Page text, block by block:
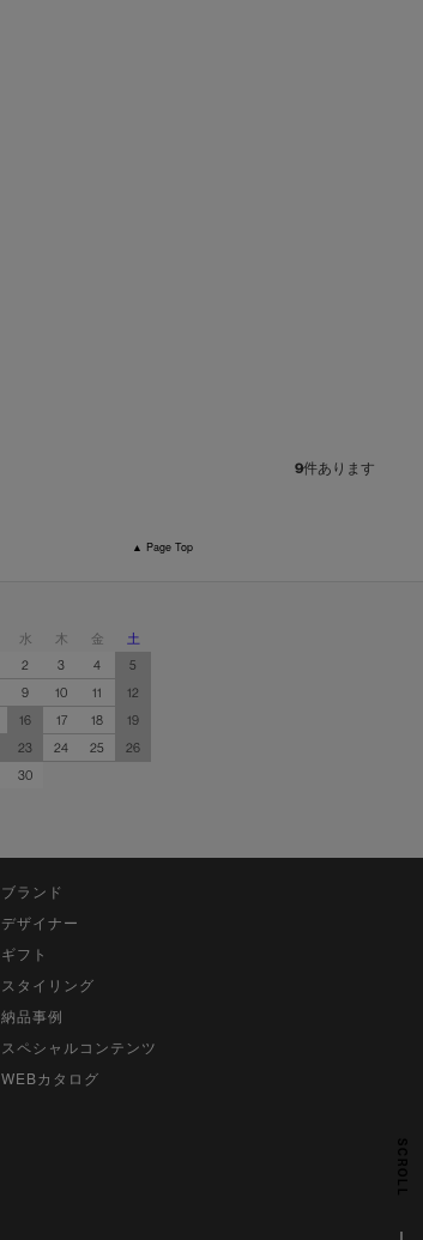
SCROLL
9件あります
▲ Page Top
水 木 金
土
2 3 4
5
9 10 11
12
16 17 18
19
23 24 25
26
30
ブランド
デザイナー
ギフト
スタイリング
納品事例
スペシャルコンテンツ
WEBカタログ